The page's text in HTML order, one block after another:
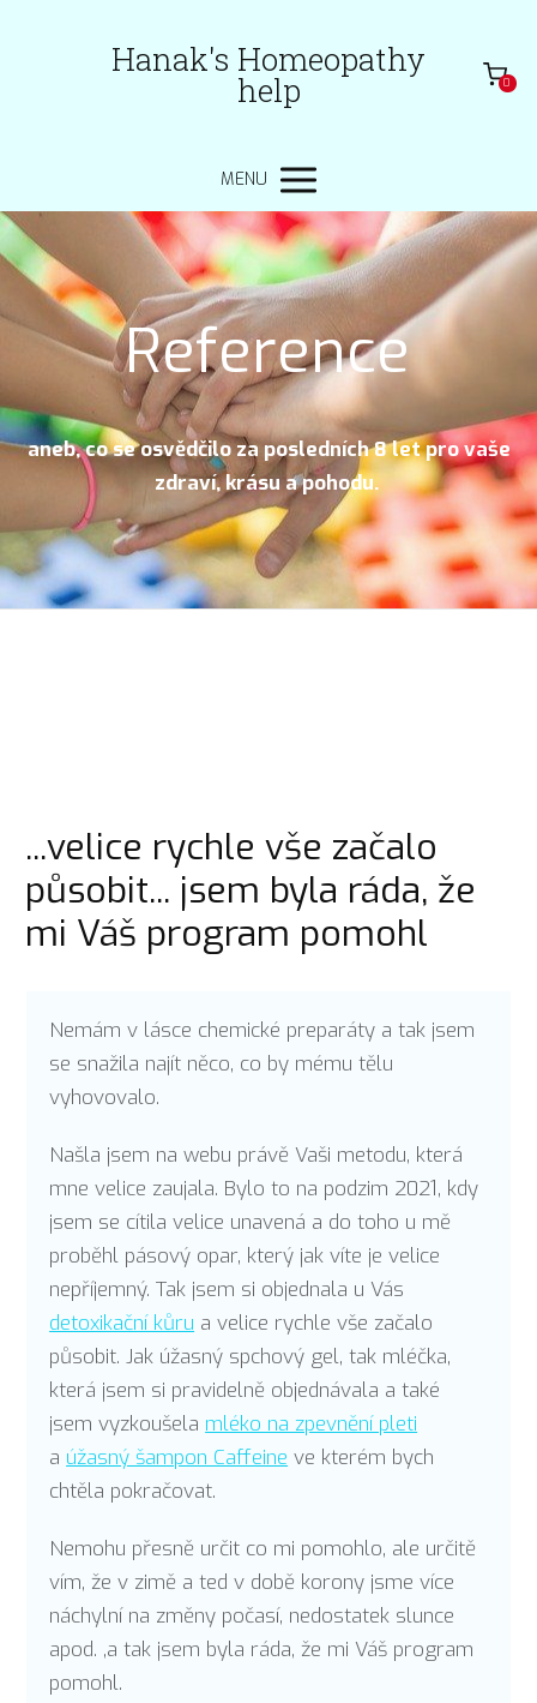
Hanak's Homeopathy
help 0
MENU
Reference
aneb, co se osvědčilo za posledních 8 let pro vaše
zdraví, krásu a pohodu.
...velice rychle vše začalo
působit... jsem byla ráda, že
mi Váš program pomohl
Nemám v lásce chemické preparáty a tak jsem
se snažila najít něco, co by mému tělu
vyhovovalo.
Našla jsem na webu právě Vaši metodu, která
mne velice zaujala. Bylo to na podzim 2021, kdy
jsem se cítila velice unavená a do toho u mě
proběhl pásový opar, který jak víte je velice
nepříjemný. Tak jsem si objednala u Vás
detoxikační kůru a velice rychle vše začalo
působit. Jak úžasný spchový gel, tak mléčka,
která jsem si pravidelně objednávala a také
jsem vyzkoušela mléko na zpevnění pleti
a úžasný šampon Caffeine ve kterém bych
chtěla pokračovat.
Nemohu přesně určit co mi pomohlo, ale určitě
vím, že v zimě a ted v době korony jsme více
náchylní na změny počasí, nedostatek slunce
apod. ,a tak jsem byla ráda, že mi Váš program
pomohl.